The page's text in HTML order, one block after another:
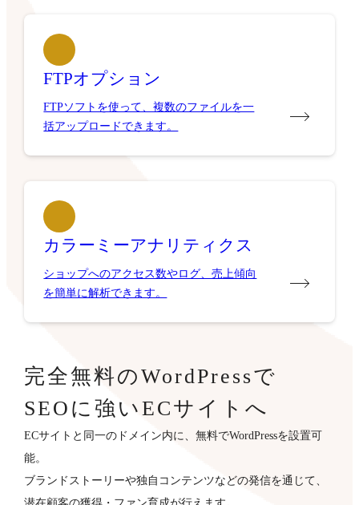
FTPオプション
FTPソフトを使って、複数のファイルを一
括アップロードできます。
カラーミーアナリティクス
ショップへのアクセス数やログ、売上傾向
を簡単に解析できます。
完全無料のWordPressで
SEOに強いECサイトへ
ECサイトと同一のドメイン内に、無料でWordPressを設置可
能。
ブランドストーリーや独自コンテンツなどの発信を通じて、